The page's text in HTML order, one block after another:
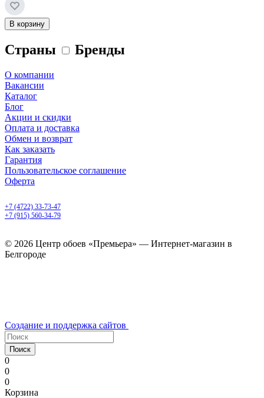
В корзину
Страны Бренды
О компании
Вакансии
Каталог
Блог
Акции и скидки
Оплата и доставка
Обмен и возврат
Как заказать
Гарантия
Пользовательское соглашение
Оферта
+7 (4722) 33-73-47
+7 (915) 560-34-79
© 2026 Центр обоев «Премьера» — Интернет-магазин в
Белгороде
Создание и поддержка сайтов
Поиск
0
0
0
Корзина